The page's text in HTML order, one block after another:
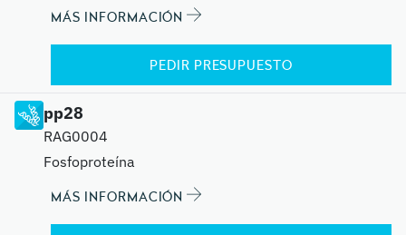
MÁS INFORMACIÓN
PEDIR PRESUPUESTO
pp28
RAG0004
Fosfoproteína
MÁS INFORMACIÓN